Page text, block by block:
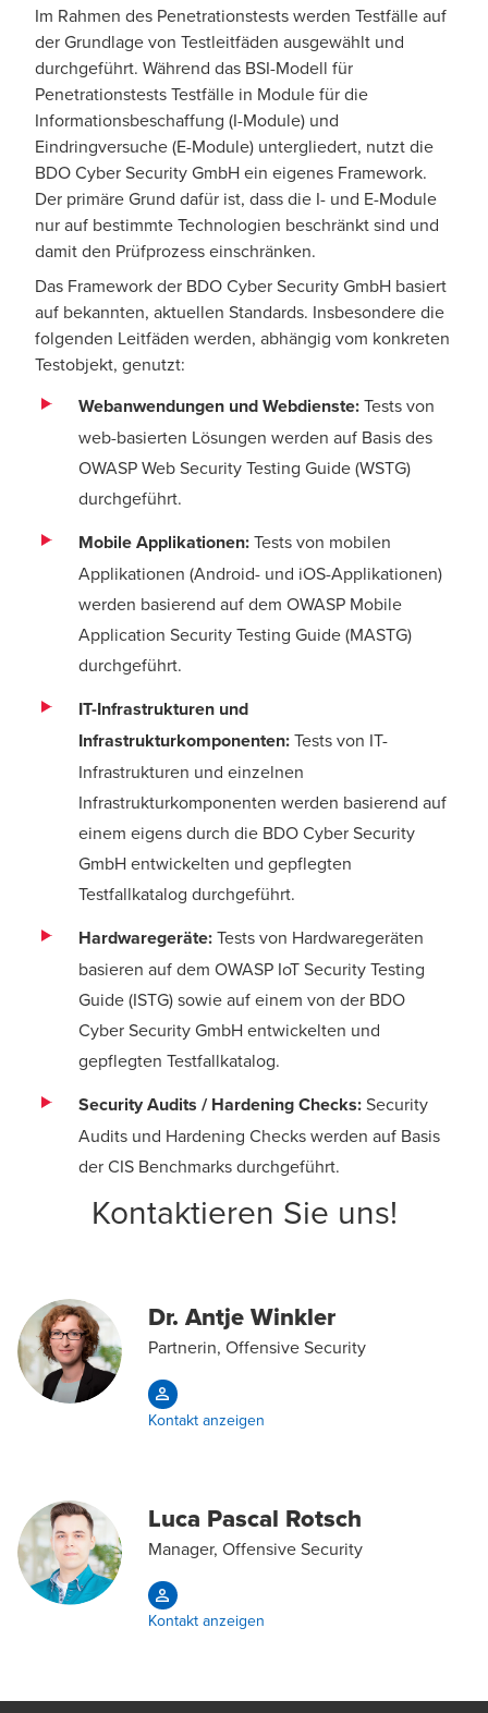
Im Rahmen des Penetrationstests werden Testfälle auf
der Grundlage von Testleitfäden ausgewählt und
durchgeführt. Während das BSI-Modell für
Penetrationstests Testfälle in Module für die
Informationsbeschaffung (I-Module) und
Eindringversuche (E-Module) untergliedert, nutzt die
BDO Cyber Security GmbH ein eigenes Framework.
Der primäre Grund dafür ist, dass die I- und E-Module
nur auf bestimmte Technologien beschränkt sind und
damit den Prüfprozess einschränken.
Das Framework der BDO Cyber Security GmbH basiert
auf bekannten, aktuellen Standards. Insbesondere die
folgenden Leitfäden werden, abhängig vom konkreten
Testobjekt, genutzt:
Webanwendungen und Webdienste:Tests von
web-basierten Lösungen werden auf Basis des
OWASP Web Security Testing Guide (WSTG)
durchgeführt.
Mobile Applikationen:Tests von mobilen
Applikationen (Android- und iOS-Applikationen)
werden basierend auf dem OWASP Mobile
Application Security Testing Guide (MASTG)
durchgeführt.
IT-Infrastrukturen und
Infrastrukturkomponenten:Tests von IT-
Infrastrukturen und einzelnen
Infrastrukturkomponenten werden basierend auf
einem eigens durch die BDO Cyber Security
GmbH entwickelten und gepflegten
Testfallkatalog durchgeführt.
Hardwaregeräte:Tests von Hardwaregeräten
basieren auf dem OWASP IoT Security Testing
Guide (ISTG) sowie auf einem von der BDO
Cyber Security GmbH entwickelten und
gepflegten Testfallkatalog.
Security Audits / Hardening Checks:Security
Audits und Hardening Checks werden auf Basis
derCIS Benchmarksdurchgeführt.
Kontaktieren Sie uns!
Dr. Antje Winkler
Partnerin, Offensive Security
Kontakt anzeigen
Luca Pascal Rotsch
Manager, Offensive Security
Kontakt anzeigen